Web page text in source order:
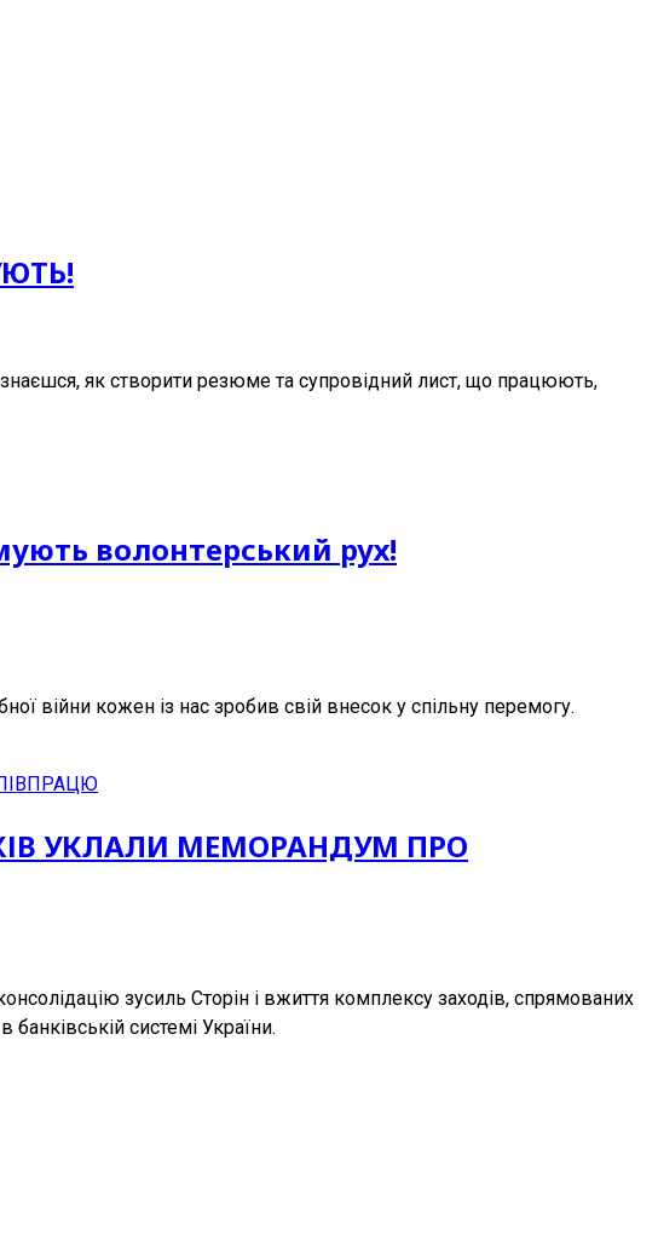
як створити резюме та супровідний лист, що працюють,
волонтерський рух!
війни кожен із нас зробив свій внесок у спільну перемогу.
УКЛАЛИ МЕМОРАНДУМ ПРО
зусиль Сторін і вжиття комплексу заходів, спрямованих
системі України.